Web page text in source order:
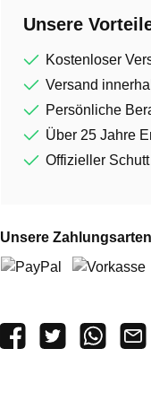
Unsere
Kostenloser
Versand
Persönliche
Über 25 Jahre
Offizieller
Unsere